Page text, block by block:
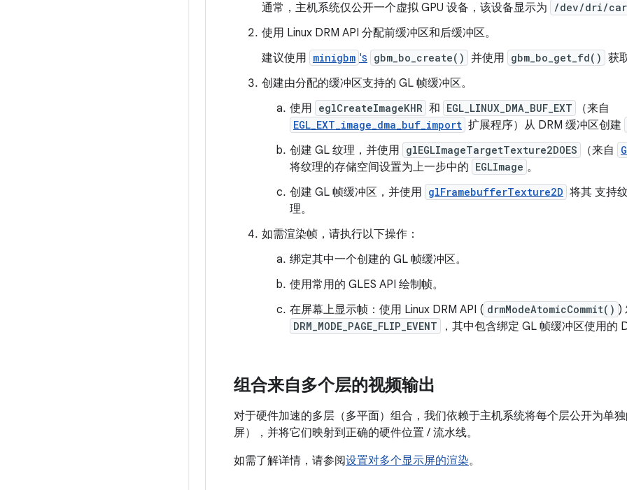
通常，主机系统仅公开一个虚拟 GPU 设备，该设备显示为
/dev/dri/
使用 Linux DRM API 分配前缓冲区和后缓冲区。
建议使用 minigbm 's gbm_bo_create() 并使用 gbm_bo_get_fd() 获
创建由分配的缓冲区支持的 GL 帧缓冲区。
使用 eglCreateImageKHR 和 EGL_LINUX_DMA_BUF_EXT （来自
EGL_EXT_image_dma_buf_import 扩展程序）从 DRM 缓冲区创建
创建 GL 纹理，并使用 glEGLImageTargetTexture2DOES （来自
将纹理的存储空间设置为上一步中的 EGLImage 。
创建 GL 帧缓冲区，并使用 glFramebufferTexture2D 将其 支持
理。
如需渲染帧，请执行以下操作：
绑定其中一个创建的 GL 帧缓冲区。
使用常用的 GLES API 绘制帧。
在屏幕上显示帧：使用 Linux DRM API ( drmModeAtomicCommit() )
DRM_MODE_PAGE_FLIP_EVENT ，其中包含绑定 GL 帧缓冲区使用的
组合来自多个层的视频输出
对于硬件加速的多层（多平面）组合，我们依赖于主机系统将每个层公开为单
屏），并将它们映射到正确的硬件位置 / 流水线。
如需了解详情，请参阅设置对多个显示屏的渲染。